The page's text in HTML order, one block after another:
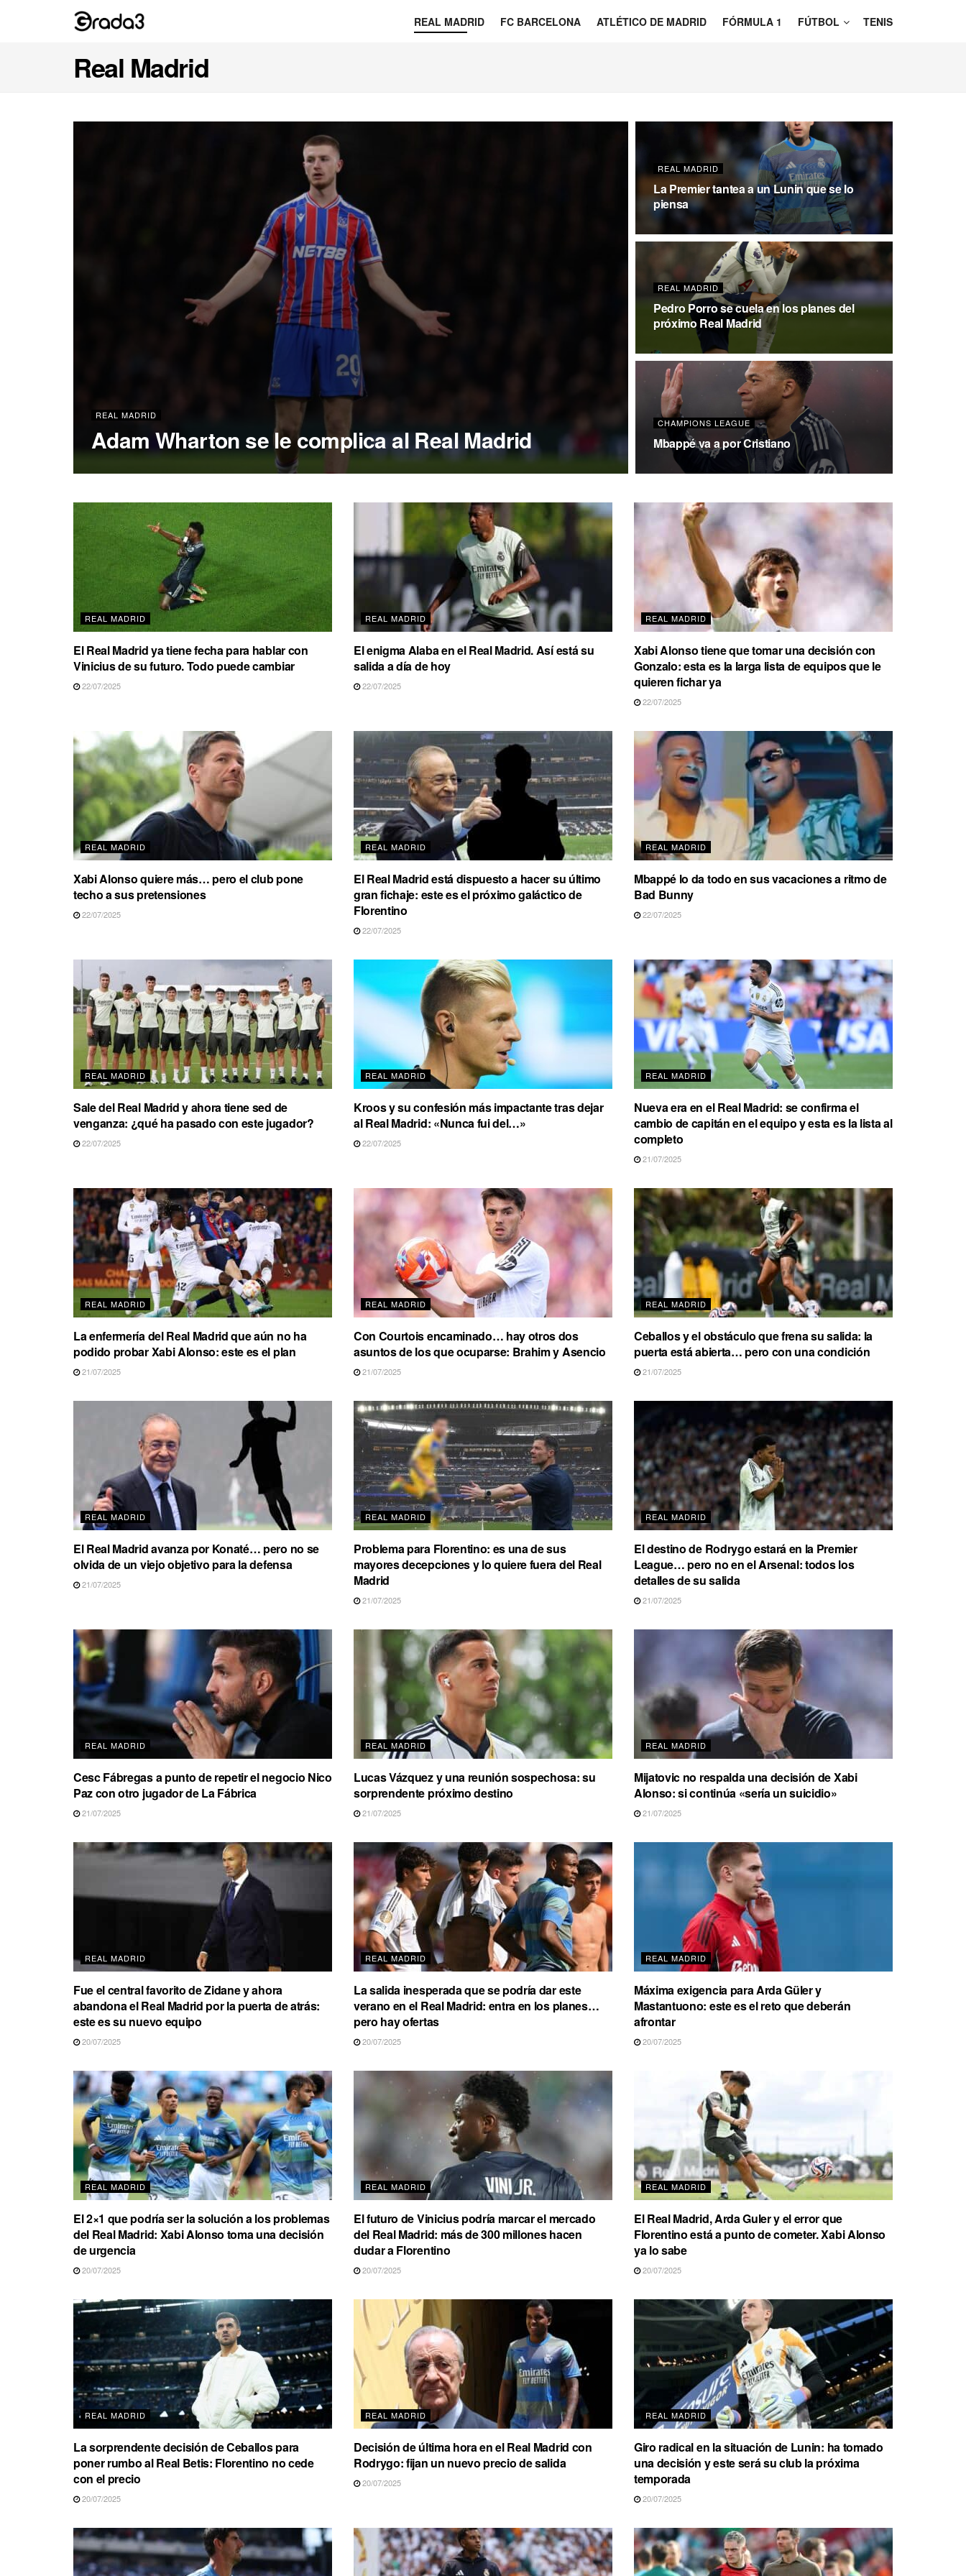
REAL MADRID FC BARCELONA ATLÉTICO DE MADRID FÓRMULA 1 FÚTBOL TENIS
Real Madrid
REAL MADRID
Adam Wharton se le complica al Real Madrid
REAL MADRID
La Premier tantea a un Lunin que se lo
piensa
REAL MADRID
Pedro Porro se cuela en los planes del
próximo Real Madrid
CHAMPIONS LEAGUE
Mbappé va a por Cristiano
REAL MADRID
El Real Madrid ya tiene fecha para hablar con
Vinicius de su futuro. Todo puede cambiar
22/07/2025
REAL MADRID
El enigma Alaba en el Real Madrid. Así está su
salida a día de hoy
22/07/2025
REAL MADRID
Xabi Alonso tiene que tomar una decisión con
Gonzalo: esta es la larga lista de equipos que le
quieren fichar ya
22/07/2025
REAL MADRID
Xabi Alonso quiere más… pero el club pone
techo a sus pretensiones
22/07/2025
REAL MADRID
El Real Madrid está dispuesto a hacer su último
gran fichaje: este es el próximo galáctico de
Florentino
22/07/2025
REAL MADRID
Mbappé lo da todo en sus vacaciones a ritmo de
Bad Bunny
22/07/2025
REAL MADRID
Sale del Real Madrid y ahora tiene sed de
venganza: ¿qué ha pasado con este jugador?
22/07/2025
REAL MADRID
Kroos y su confesión más impactante tras dejar
al Real Madrid: «Nunca fui del…»
22/07/2025
REAL MADRID
Nueva era en el Real Madrid: se confirma el
cambio de capitán en el equipo y esta es la lista al
completo
21/07/2025
REAL MADRID
La enfermería del Real Madrid que aún no ha
podido probar Xabi Alonso: este es el plan
21/07/2025
REAL MADRID
Con Courtois encaminado… hay otros dos
asuntos de los que ocuparse: Brahim y Asencio
21/07/2025
REAL MADRID
Ceballos y el obstáculo que frena su salida: la
puerta está abierta… pero con una condición
21/07/2025
REAL MADRID
El Real Madrid avanza por Konaté… pero no se
olvida de un viejo objetivo para la defensa
21/07/2025
REAL MADRID
Problema para Florentino: es una de sus
mayores decepciones y lo quiere fuera del Real
Madrid
21/07/2025
REAL MADRID
El destino de Rodrygo estará en la Premier
League… pero no en el Arsenal: todos los
detalles de su salida
21/07/2025
REAL MADRID
Cesc Fábregas a punto de repetir el negocio Nico
Paz con otro jugador de La Fábrica
21/07/2025
REAL MADRID
Lucas Vázquez y una reunión sospechosa: su
sorprendente próximo destino
21/07/2025
REAL MADRID
Mijatovic no respalda una decisión de Xabi
Alonso: si continúa «sería un suicidio»
21/07/2025
REAL MADRID
Fue el central favorito de Zidane y ahora
abandona el Real Madrid por la puerta de atrás:
este es su nuevo equipo
20/07/2025
REAL MADRID
La salida inesperada que se podría dar este
verano en el Real Madrid: entra en los planes…
pero hay ofertas
20/07/2025
REAL MADRID
Máxima exigencia para Arda Güler y
Mastantuono: este es el reto que deberán
afrontar
20/07/2025
REAL MADRID
El 2×1 que podría ser la solución a los problemas
del Real Madrid: Xabi Alonso toma una decisión
de urgencia
20/07/2025
REAL MADRID
El futuro de Vinicius podría marcar el mercado
del Real Madrid: más de 300 millones hacen
dudar a Florentino
20/07/2025
REAL MADRID
El Real Madrid, Arda Guler y el error que
Florentino está a punto de cometer. Xabi Alonso
ya lo sabe
20/07/2025
REAL MADRID
La sorprendente decisión de Ceballos para
poner rumbo al Real Betis: Florentino no cede
con el precio
20/07/2025
REAL MADRID
Decisión de última hora en el Real Madrid con
Rodrygo: fijan un nuevo precio de salida
20/07/2025
REAL MADRID
Giro radical en la situación de Lunin: ha tomado
una decisión y este será su club la próxima
temporada
20/07/2025